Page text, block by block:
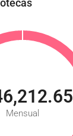
Mensual